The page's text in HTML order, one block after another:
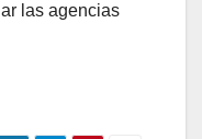
las agencias